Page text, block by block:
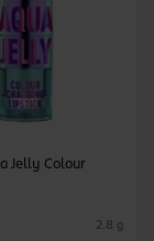
Jelly Colour
2.8 g